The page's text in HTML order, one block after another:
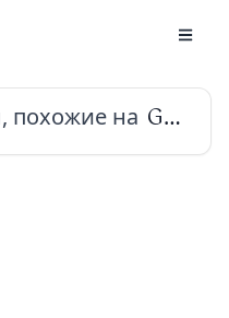
похожие на Gotu